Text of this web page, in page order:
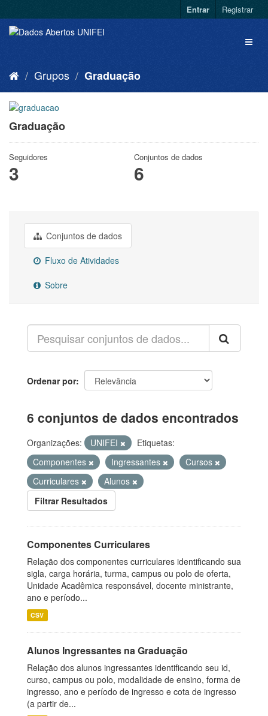
Entrar Registrar
Grupos Graduação
Graduação
Seguidores
3
Conjuntos de dados
6
Conjuntos de dados
Fluxo de Atividades
Sobre
Ordenar por
6 conjuntos de dados encontrados
Organizações: UNIFEI
Etiquetas:
Componentes
Ingressantes
Cursos
Curriculares
Alunos
Filtrar Resultados
Componentes Curriculares
Relação dos componentes curriculares identificando sua
sigla, carga horária, turma, campus ou polo de oferta,
Unidade Acadêmica responsável, docente ministrante,
ano e período...
CSV
Alunos Ingressantes na Graduação
Relação dos alunos ingressantes identificando seu id,
curso, campus ou polo, modalidade de ensino, forma de
ingresso, ano e período de ingresso e cota de ingresso
(a partir de...